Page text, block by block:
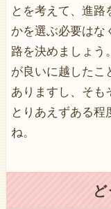
とを考えて、進路
かを選ぶ必要はな
路を決めましょう
が良いに越したこ
ありますし、そも
とりあえずある程
ね。